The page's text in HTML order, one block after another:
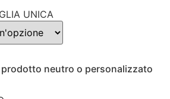
attuale
è:
€30.99.
UNICA
prodotto neutro o personalizzato